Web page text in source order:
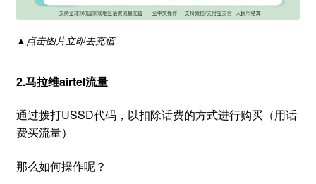
▲点击图片立即去充值
2.马拉维airtel流量
通过拨打USSD代码，以扣除话费的方式进行购买（用话
费买流量）
那么如何操作呢？